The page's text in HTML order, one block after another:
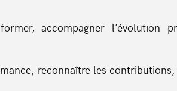
accompagner l’évolution
reconnaître les